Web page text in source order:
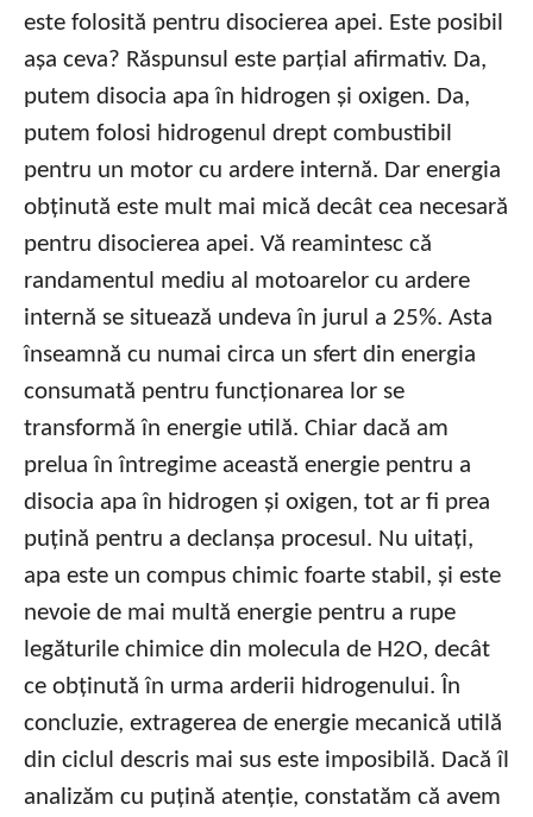
este folosită pentru disocierea apei. Este posibil
așa ceva? Răspunsul este parțial afirmativ. Da,
putem disocia apa în hidrogen și oxigen. Da,
putem folosi hidrogenul drept combustibil
pentru un motor cu ardere internă. Dar energia
obținută este mult mai mică decât cea necesară
pentru disocierea apei. Vă reamintesc că
randamentul mediu al motoarelor cu ardere
internă se situează undeva în jurul a 25%. Asta
înseamnă cu numai circa un sfert din energia
consumată pentru funcționarea lor se
transformă în energie utilă. Chiar dacă am
prelua în întregime această energie pentru a
disocia apa în hidrogen și oxigen, tot ar fi prea
puțină pentru a declanșa procesul. Nu uitați,
apa este un compus chimic foarte stabil, și este
nevoie de mai multă energie pentru a rupe
legăturile chimice din molecula de H2O, decât
ce obținută în urma arderii hidrogenului. În
concluzie, extragerea de energie mecanică utilă
din ciclul descris mai sus este imposibilă. Dacă îl
analizăm cu puțină atenție, constatăm că avem